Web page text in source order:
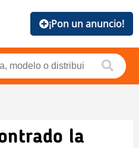
¡Pon un anuncio!
la